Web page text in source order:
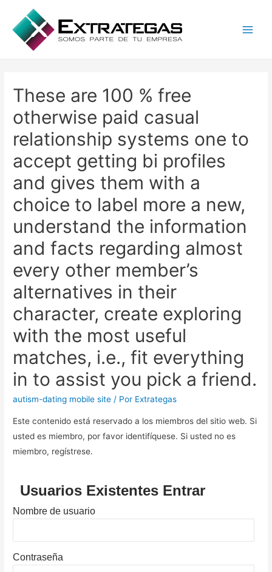
These are 100 % free
otherwise paid casual
relationship systems one to
accept getting bi profiles
and gives them with a
choice to label more a new,
understand the information
and facts regarding almost
every other member’s
alternatives in their
character, create exploring
with the most useful
matches, i.e., fit everything
in to assist you pick a friend.
autism-dating mobile site / Por Extrategas
Este contenido está reservado a los miembros del sitio web. Si
usted es miembro, por favor identifíquese. Si usted no es
miembro, regístrese.
Usuarios Existentes Entrar
Nombre de usuario
Contraseña